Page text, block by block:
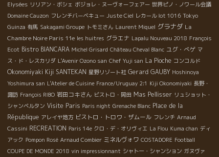
Elysées リリアン・ボシェ ボジョレ・ヌーヴォーフェアー 世界ピノ・ノワール会議
Domaine Cauzon フレンチバーベキュー Juste Ciel レカール lot 1016 Tokyo
Guinza 有馬 Sakagami Groupe トモミさん Laurent Miquel グラナダ La
Chambre Noire Paris 11e les huitres グラエナ Lapalu Nouveau 2018 François
Ecot Bistro BIANCARA Michel Grisard Château Cheval Blanc ユグ・べゲ マ
ス・ド・レスカリダ L'Avenir Ozono san Chef Yuji san La Pioche コンコルド
Okonomiyaki Kiji SANTEKAN 星野リゾート社 Gerard GAUBY Hoshinoya
Yoshimura san L'Atelier de Cuisine France/Uruguay 2:1 Kiji Okonomiyaki 長野・
諏訪 François RIBO 岩田コキさん ビストロ・岡田 Mas Pellisser リュショット・
シャンベルタン Visite Paris Paris night Grenache Blanc Place de la
République アレイヤ地方 ビストロ・トロワ・ザムール フレンチ Arnaud
Cassini RECREATION Paris 14e クロ・デ・オリヴィエ La Flou Kuma chan ディ
アック Pompon Rosé Arnaud Combier ミネルヴォワ COSTADORE Football
COUPE DE MONDE 2018 vin impressionnant シャトー・シャンション ガヌヴァ